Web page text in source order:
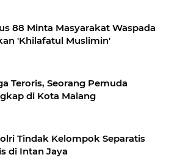
88 Minta Masyarakat Waspada
'Khilafatul Muslimin'
Teroris, Seorang Pemuda
di Kota Malang
Tindak Kelompok Separatis
di Intan Jaya